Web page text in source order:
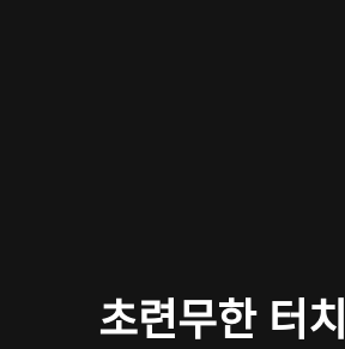
초련무한 터치